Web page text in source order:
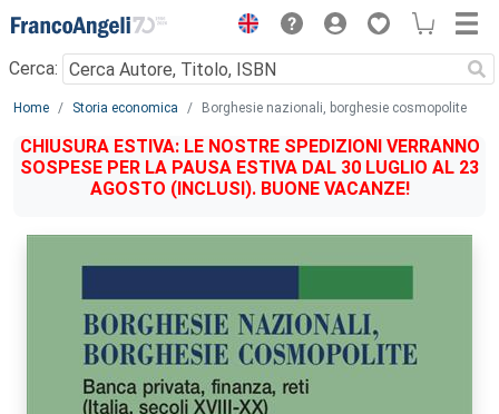
Menu
Cerca:
Main content
Home Storia economica Borghesie nazionali, borghesie cosmopolite
CHIUSURA ESTIVA: LE NOSTRE SPEDIZIONI VERRANNO
SOSPESE PER LA PAUSA ESTIVA DAL 30 LUGLIO AL 23
AGOSTO (INCLUSI). BUONE VACANZE!